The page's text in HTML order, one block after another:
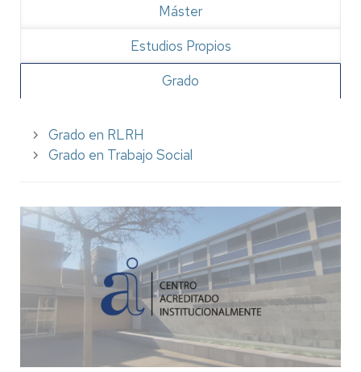
Grado
Máster
Estudios Propios
Grado en RLRH
Grado en Trabajo Social